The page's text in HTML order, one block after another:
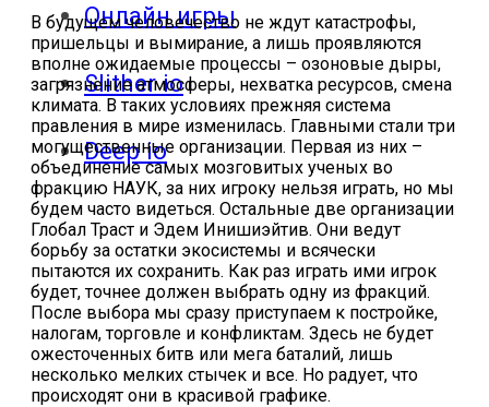
Онлайн игры
Slither io
Deep io
В будущем человечество не ждут катастрофы,
пришельцы и вымирание, а лишь проявляются
вполне ожидаемые процессы – озоновые дыры,
загрязнение атмосферы, нехватка ресурсов, смена
климата. В таких условиях прежняя система
правления в мире изменилась. Главными стали три
могущественные организации. Первая из них –
объединение самых мозговитых ученых во
фракцию НАУК, за них игроку нельзя играть, но мы
будем часто видеться. Остальные две организации
Глобал Траст и Эдем Инишиэйтив. Они ведут
борьбу за остатки экосистемы и всячески
пытаются их сохранить. Как раз играть ими игрок
будет, точнее должен выбрать одну из фракций.
После выбора мы сразу приступаем к постройке,
налогам, торговле и конфликтам. Здесь не будет
ожесточенных битв или мега баталий, лишь
несколько мелких стычек и все. Но радует, что
происходят они в красивой графике.